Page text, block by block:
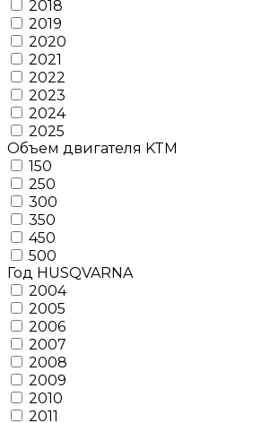
2018
2019
2020
2021
2022
2023
2024
2025
Объем двигателя KTM
150
250
300
350
450
500
Год HUSQVARNA
2004
2005
2006
2007
2008
2009
2010
2011